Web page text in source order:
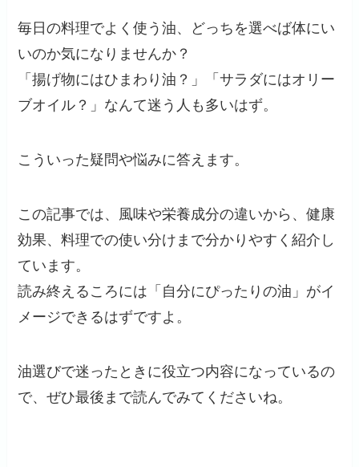
毎日の料理でよく使う油、どっちを選べば体にい
いのか気になりませんか？
「揚げ物にはひまわり油？」「サラダにはオリー
ブオイル？」なんて迷う人も多いはず。
こういった疑問や悩みに答えます。
この記事では、風味や栄養成分の違いから、健康
効果、料理での使い分けまで分かりやすく紹介し
ています。
読み終えるころには「自分にぴったりの油」がイ
メージできるはずですよ。
油選びで迷ったときに役立つ内容になっているの
で、ぜひ最後まで読んでみてくださいね。